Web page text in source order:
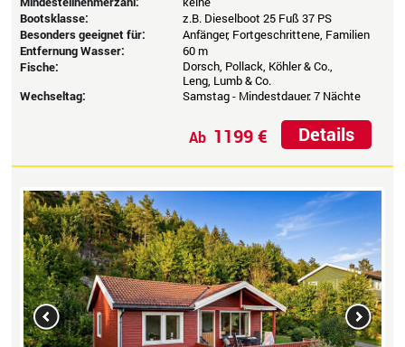
Bootsklasse:
z.B. Dieselboot 25 Fuß 37 PS
Besonders geeignet für:
Anfänger, Fortgeschrittene, Familien
Entfernung Wasser:
60 m
Fische:
Dorsch, Pollack, Köhler & Co.,
Leng, Lumb & Co.
Wechseltag:
Samstag - Mindestdauer: 7 Nächte
Details
Ab 1199 €
Previous Next